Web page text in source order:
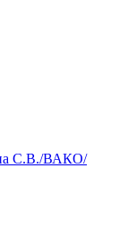
С.В./ВАКО/